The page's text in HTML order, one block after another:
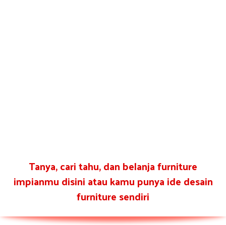
Tanya, cari tahu, dan belanja furniture
impianmu disini atau kamu punya ide desain
furniture sendiri